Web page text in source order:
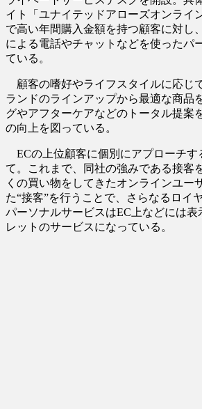
イト「ユナイテッドアローズオンライ
で高い年間購入金額を持つ顧客に対し
による電話やチャットなどを使ったパ
ている。
顧客の嗜好やライフスタイルに応じ
ランドのラインアップから最適な商品
グやアフターケアなどのトータル提案
の向上を図っている。
ECの上位顧客に個別にアプローチす
て。これまで、同社の強みである接客
くの買い物をしてきたオンラインユー
た“接客”を行うことで、さらなるロイ
パーソナルサービスはEC上などには表
レットのサービスになっている。